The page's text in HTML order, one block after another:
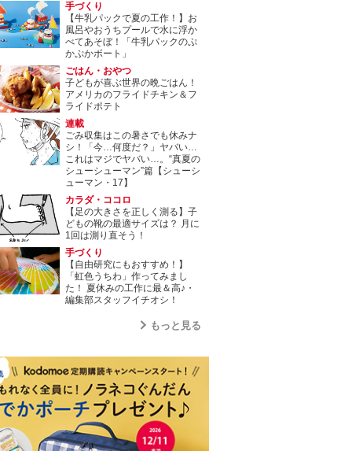
手づくり
【牛乳パックで夏の工作！】お
風呂やおうちプールで水に浮か
べてあそぼ！「牛乳パックのぷ
かぷかボート」
ごはん・おやつ
子どもが喜ぶ世界の晩ごはん！
アメリカのフライドチキン＆フ
ライドポテト
連載
ごみ収集はこの暑さでも休みナ
シ！「今…何度だ？」ヤバい…
これはマジでヤバい…。“真夏の
シューシューマン”篇【シューシ
ューマン・17】
カラダ・ココロ
【足の大きさを正しく測る】子
どもの靴の最適サイズは？ 月に
1回は測り直そう！
手づくり
【自由研究にもおすすめ！】
「虹色うちわ」作ってみまし
た！ 夏休みの工作に最＆高♪・
編集部スタッフイチオシ！
もっと見る